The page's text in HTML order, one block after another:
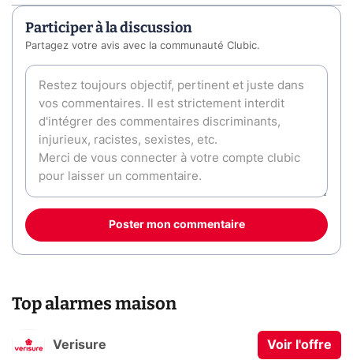
Participer à la discussion
Partagez votre avis avec la communauté Clubic.
Poster mon commentaire
Top alarmes maison
Verisure Voir l'offre